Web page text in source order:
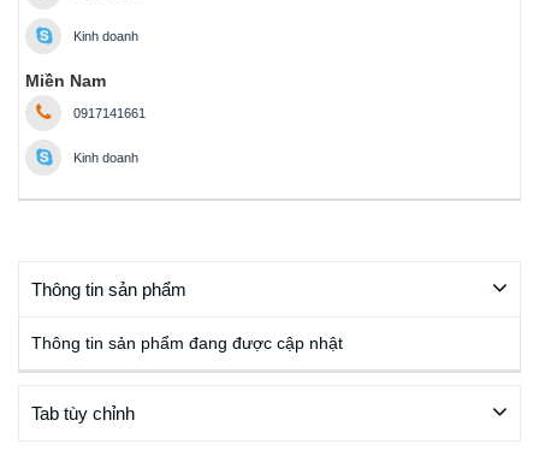
Kinh doanh
Miền Nam
0917141661
Kinh doanh
Thông tin sản phẩm
Thông tin sản phẩm đang được cập nhật
Tab tùy chỉnh